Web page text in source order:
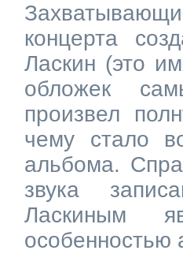
концерта
Ласкин (это
обложек
произвел
чему стало
альбома.
звука
Ласкиным
особенностью